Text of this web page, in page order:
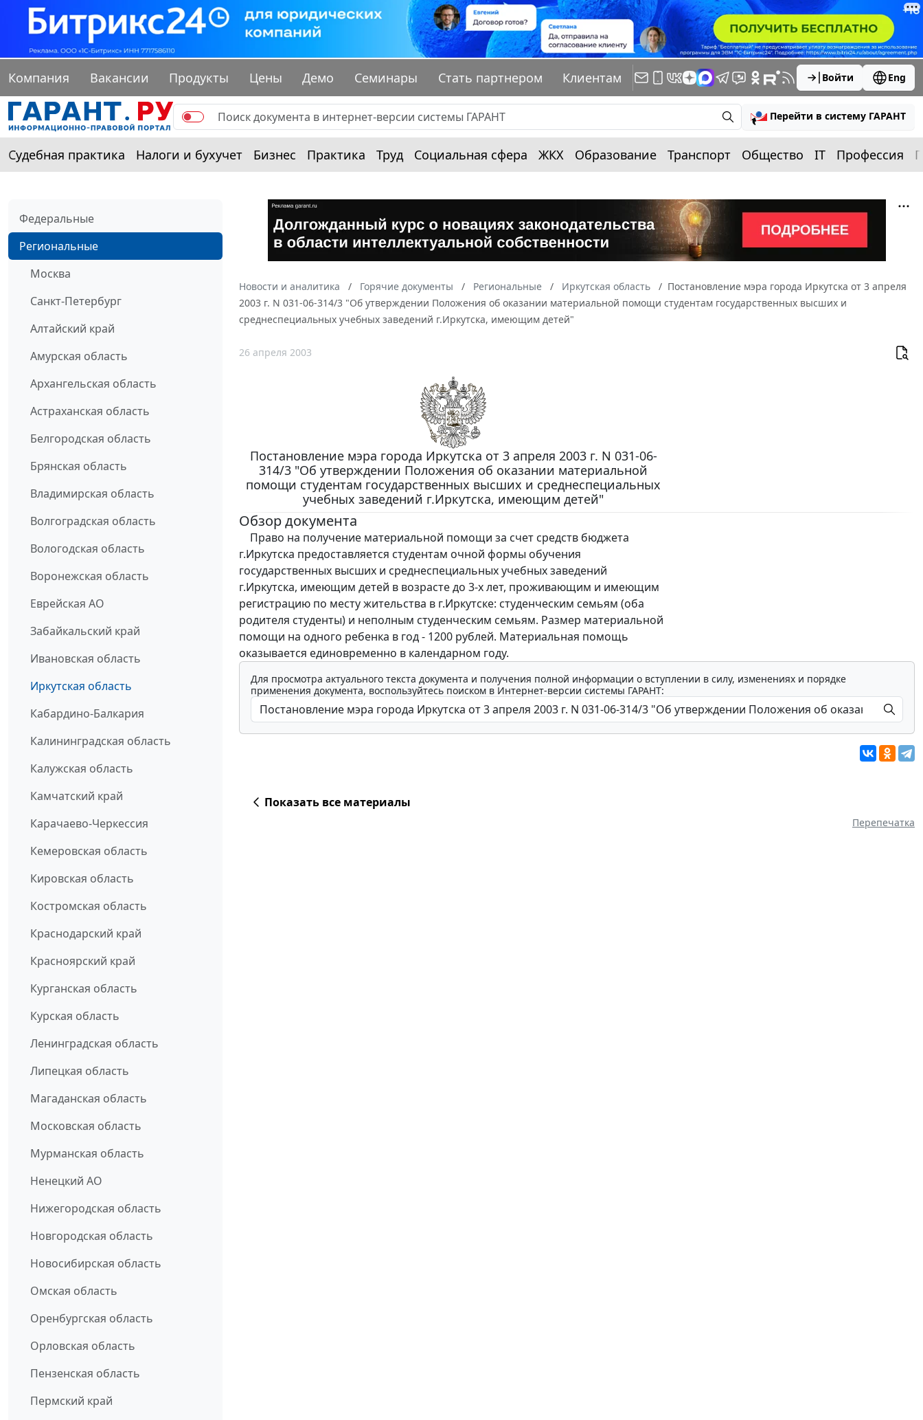
Компания Вакансии Продукты Цены Демо Семинары Стать партнером Клиентам Войти Eng
Перейти в систему ГАРАНТ
Судебная практика Налоги и бухучет Бизнес Практика Труд Социальная сфера ЖКХ Образование Транспорт Общество IT Профессия
Федеральные
Региональные
Москва
Санкт-Петербург
Алтайский край
Амурская область
Архангельская область
Астраханская область
Белгородская область
Брянская область
Владимирская область
Волгоградская область
Вологодская область
Воронежская область
Еврейская АО
Забайкальский край
Ивановская область
Иркутская область
Кабардино-Балкария
Калининградская область
Калужская область
Камчатский край
Карачаево-Черкессия
Кемеровская область
Кировская область
Костромская область
Краснодарский край
Красноярский край
Курганская область
Курская область
Ленинградская область
Липецкая область
Магаданская область
Московская область
Мурманская область
Ненецкий АО
Нижегородская область
Новгородская область
Новосибирская область
Омская область
Оренбургская область
Орловская область
Пензенская область
Пермский край
Новости и аналитика Горячие документы Региональные Иркутская область
Постановление мэра города Иркутска от 3 апреля
2003 г. N 031-06-314/3 "Об утверждении Положения об оказании материальной помощи студентам государственных высших и
среднеспециальных учебных заведений г.Иркутска, имеющим детей"
26 апреля 2003
Постановление мэра города Иркутска от 3 апреля 2003 г. N 031-06-
314/3 "Об утверждении Положения об оказании материальной
помощи студентам государственных высших и среднеспециальных
учебных заведений г.Иркутска, имеющим детей"
Обзор документа
Право на получение материальной помощи за счет средств бюджета
г.Иркутска предоставляется студентам очной формы обучения
государственных высших и среднеспециальных учебных заведений
г.Иркутска, имеющим детей в возрасте до 3-х лет, проживающим и имеющим
регистрацию по месту жительства в г.Иркутске: студенческим семьям (оба
родителя студенты) и неполным студенческим семьям. Размер материальной
помощи на одного ребенка в год - 1200 рублей. Материальная помощь
оказывается единовременно в календарном году.
Для просмотра актуального текста документа и получения полной информации о вступлении в силу, изменениях и порядке
применения документа, воспользуйтесь поиском в Интернет-версии системы ГАРАНТ:
Показать все материалы
Перепечатка